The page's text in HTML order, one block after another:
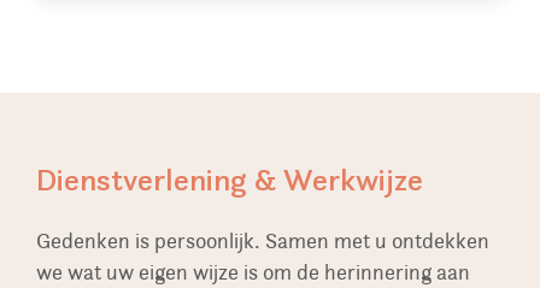
Dienstverlening & Werkwijze
Gedenken is persoonlijk. Samen met u ontdekken
we wat uw eigen wijze is om de herinnering aan